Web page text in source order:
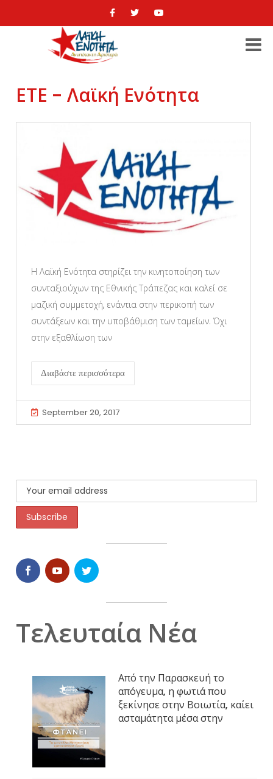
ΕΤΕ - Λαϊκή Ενότητα
Η Λαϊκή Ενότητα στηρίζει την κινητοποίηση των
συνταξιούχων της Εθνικής Τράπεζας και καλεί σε
μαζική συμμετοχή, ενάντια στην περικοπή των
συντάξεων και την υποβάθμιση των ταμείων. Όχι
στην εξαθλίωση των
Διαβάστε περισσότερα
September 20, 2017
Τελευταία Νέα
Από την Παρασκευή το
απόγευμα, η φωτιά που
ξεκίνησε στην Βοιωτία, καίει
ασταμάτητα μέσα στην